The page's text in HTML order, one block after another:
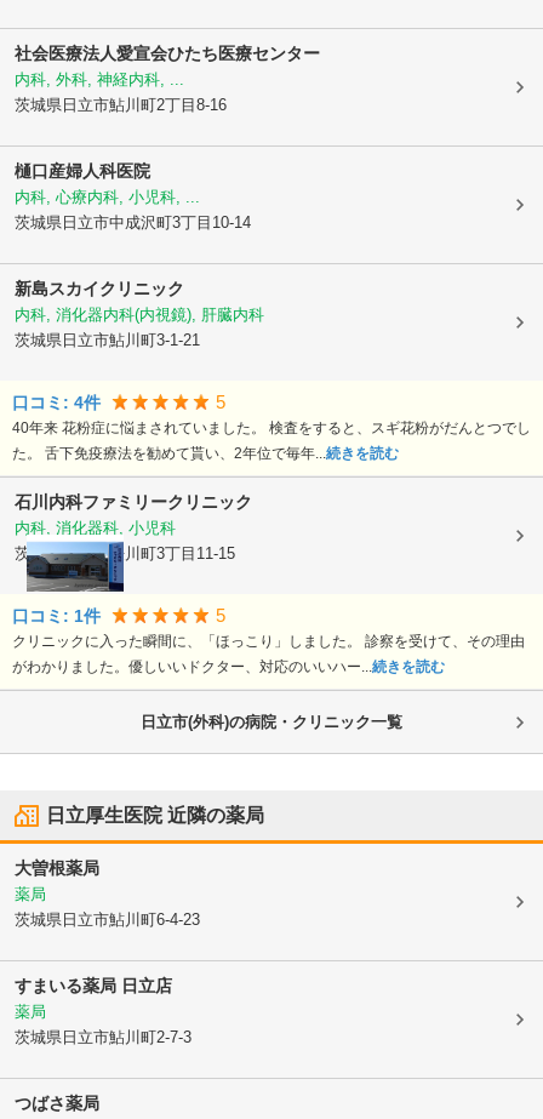
社会医療法人愛宣会ひたち医療センター
内科, 外科, 神経内科, ...
茨城県日立市鮎川町2丁目8-16
樋口産婦人科医院
内科, 心療内科, 小児科, ...
茨城県日立市中成沢町3丁目10-14
新島スカイクリニック
内科, 消化器内科(内視鏡), 肝臓内科
茨城県日立市鮎川町3-1-21
口コミ: 4件 5
40年来 花粉症に悩まされていました。 検査をすると、スギ花粉がだんとつでし
た。 舌下免疫療法を勧めて貰い、2年位で毎年...続きを読む
石川内科ファミリークリニック
内科, 消化器科, 小児科
茨城県日立市 桜川町3丁目11-15
口コミ: 1件 5
クリニックに入った瞬間に、「ほっこり」しました。 診察を受けて、その理由
がわかりました。優しいいドクター、対応のいいハー...続きを読む
日立市(外科)の病院・クリニック一覧
日立厚生医院近隣の薬局
大曽根薬局
薬局
茨城県日立市鮎川町6-4-23
すまいる薬局 日立店
薬局
茨城県日立市鮎川町2-7-3
つばさ薬局